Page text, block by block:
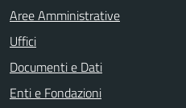
Aree Amministrative
Uffici
Documenti e Dati
Enti e Fondazioni